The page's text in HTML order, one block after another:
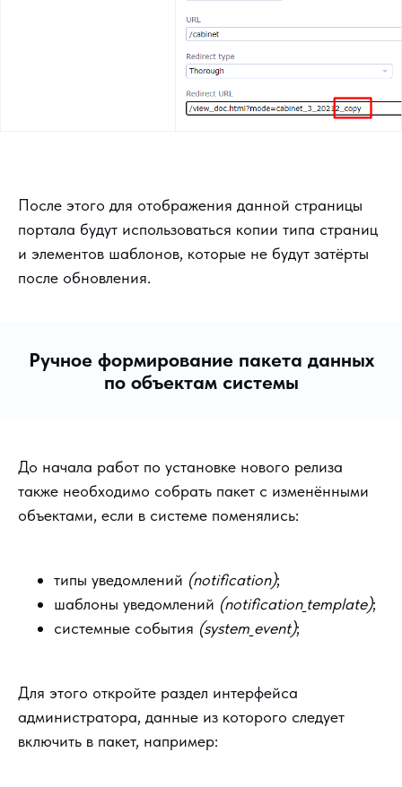
После этого для отображения данной страницы
портала будут использоваться копии типа страниц
и элементов шаблонов, которые не будут затёрты
после обновления.
Ручное формирование пакета данных
по объектам системы
До начала работ по установке нового релиза
также необходимо собрать пакет с изменёнными
объектами, если в системе поменялись:
типы уведомлений (notification);
шаблоны уведомлений (notification_template);
системные события (system_event);
Для этого откройте раздел интерфейса
администратора, данные из которого следует
включить в пакет, например: